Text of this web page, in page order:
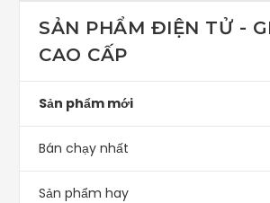
SẢN PHẨM ĐIỆN TỬ -
CAO CẤP
Sản phẩm mới
Bán chạy nhất
Sản phẩm hay